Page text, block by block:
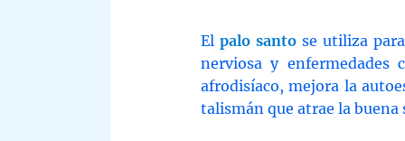
Elpalo santo se utiliza
nerviosa y enfermedades
afrodisíaco, mejora la
talismán que atrae la buena